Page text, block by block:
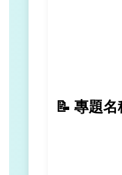
📝 專題名